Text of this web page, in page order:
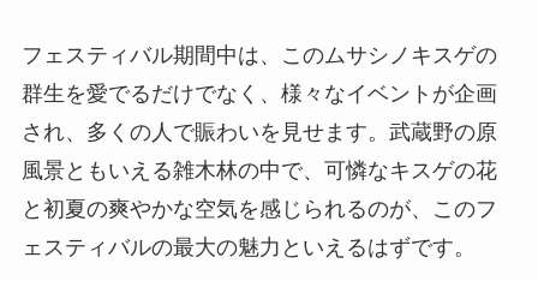
フェスティバル期間中は、このムサシノキスゲの
群生を愛でるだけでなく、様々なイベントが企画
され、多くの人で賑わいを見せます。武蔵野の原
風景ともいえる雑木林の中で、可憐なキスゲの花
と初夏の爽やかな空気を感じられるのが、このフ
ェスティバルの最大の魅力といえるはずです。